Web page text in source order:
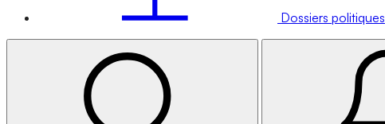
Dossiers politiques